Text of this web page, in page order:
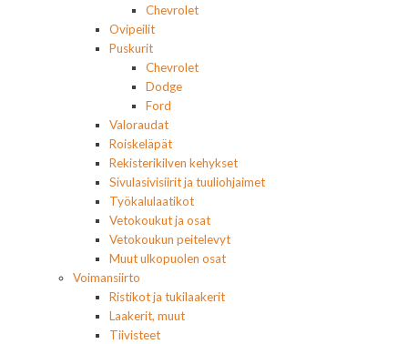
Chevrolet
Ovipeilit
Puskurit
Chevrolet
Dodge
Ford
Valoraudat
Roiskeläpät
Rekisterikilven kehykset
Sivulasivisiirit ja tuuliohjaimet
Työkalulaatikot
Vetokoukut ja osat
Vetokoukun peitelevyt
Muut ulkopuolen osat
Voimansiirto
Ristikot ja tukilaakerit
Laakerit, muut
Tiivisteet